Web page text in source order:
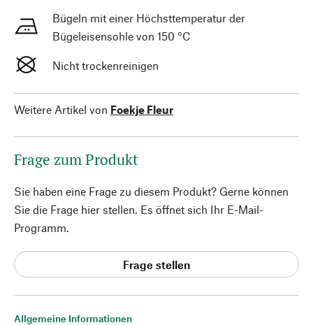
Allgemeine Informationen
Bügeln mit einer Höchsttemperatur der
Bügeleisensohle von 150 °C
Nicht trockenreinigen
Weitere Artikel von Foekje Fleur
Frage zum Produkt
Sie haben eine Frage zu diesem Produkt? Gerne können
Sie die Frage hier stellen. Es öffnet sich Ihr E-Mail-
Programm.
Frage stellen